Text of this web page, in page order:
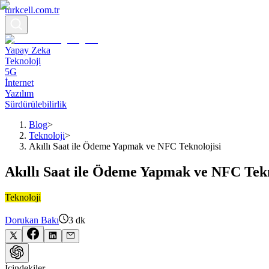
turkcell.com.tr
Yapay Zeka
Teknoloji
5G
İnternet
Yazılım
Sürdürülebilirlik
Blog>
Teknoloji>
Akıllı Saat ile Ödeme Yapmak ve NFC Teknolojisi
Akıllı Saat ile Ödeme Yapmak ve NFC
Teknoloji
Dorukan Bakı 3 dk